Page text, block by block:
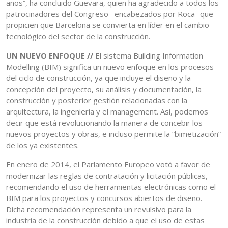
años”, ha concluido Guevara, quien ha agradecido a todos los
patrocinadores del Congreso –encabezados por Roca- que
propicien que Barcelona se convierta en líder en el cambio
tecnológico del sector de la construcción.
UN NUEVO ENFOQUE // El sistema Building Information
Modelling (BIM) significa un nuevo enfoque en los procesos
del ciclo de construcción, ya que incluye el diseño y la
concepción del proyecto, su análisis y documentación, la
construcción y posterior gestión relacionadas con la
arquitectura, la ingeniería y el management. Así, podemos
decir que está revolucionando la manera de concebir los
nuevos proyectos y obras, e incluso permite la “bimetización”
de los ya existentes.
En enero de 2014, el Parlamento Europeo votó a favor de
modernizar las reglas de contratación y licitación públicas,
recomendando el uso de herramientas electrónicas como el
BIM para los proyectos y concursos abiertos de diseño.
Dicha recomendación representa un revulsivo para la
industria de la construcción debido a que el uso de estas